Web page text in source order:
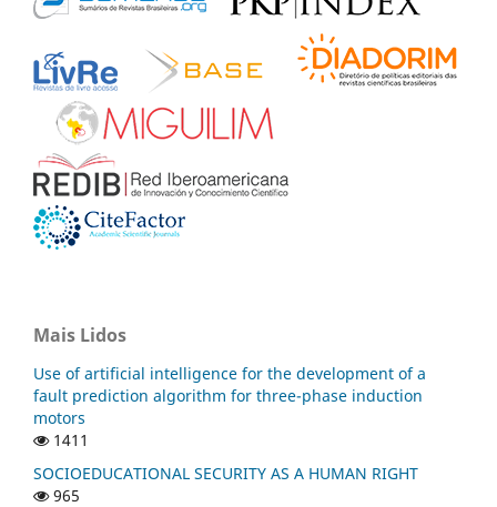
Mais Lidos
Use of artificial intelligence for the development of a
fault prediction algorithm for three-phase induction
motors
1411
SOCIOEDUCATIONAL SECURITY AS A HUMAN RIGHT
965